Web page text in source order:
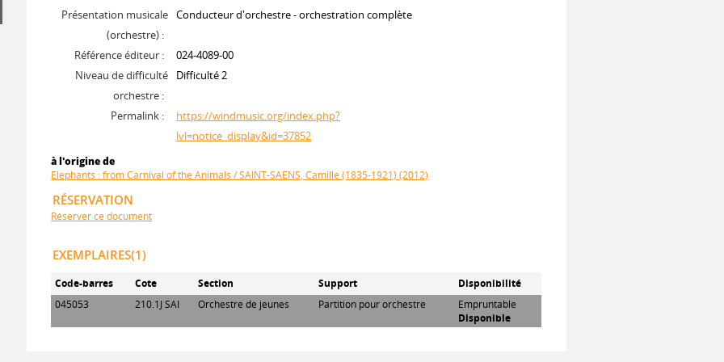
Présentation musicale
(orchestre) :
Conducteur d'orchestre - orchestration complète
Référence éditeur :
024-4089-00
Niveau de difficulté
orchestre :
Difficulté 2
Permalink :
https://windmusic.org/index.php?
lvl=notice_display&id=37852
à l'origine de
Elephants : from Carnival of the Animals / SAINT-SAENS, Camille (1835-1921) (2012)
RÉSERVATION
Réserver ce document
EXEMPLAIRES(1)
Code-barres Cote Section Support
Disponibilité
045053
210.1J SAI Orchestre de jeunes Partition pour orchestre
Empruntable
Disponible